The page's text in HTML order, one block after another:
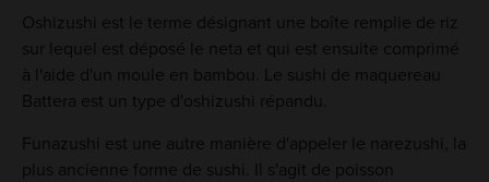
Oshizushi est le terme désignant une boîte remplie de riz
sur lequel est déposé le neta et qui est ensuite comprimé
à l'aide d'un moule en bambou. Le sushi de maquereau
Battera est un type d'oshizushi répandu.
Funazushi est une autre manière d'appeler le narezushi, la
plus ancienne forme de sushi. Il s'agit de poisson